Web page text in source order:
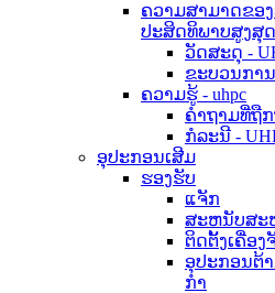
ຄວາມສາມາດຂອ
ປະສິດທິພາບສູງສຸດ
ວັດສະດຸ -
ຂະບວນກາ
ຄວາມຮູ້ - uhpc
ຄຳຖາມທີ່ຖືກ
ກໍລະນີ -
ອຸປະກອນເສີມ
ຮອງຮັບ
ແຈັກ
ສະຫນັບສະ
ຕິດຕັ້ງເຄື່ອງ
ອຸປະກອນຕ້
ກໍາ